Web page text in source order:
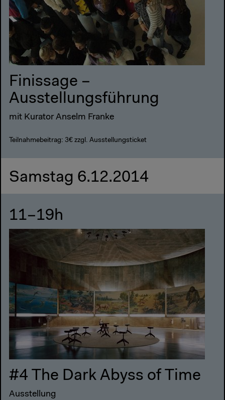
Finissage –
Ausstellungsführung
mit Kurator Anselm Franke
Teilnahmebeitrag: 3€ zzgl. Ausstellungsticket
Samstag 6.12.2014
11–19h
#4 The Dark Abyss of Time
Ausstellung